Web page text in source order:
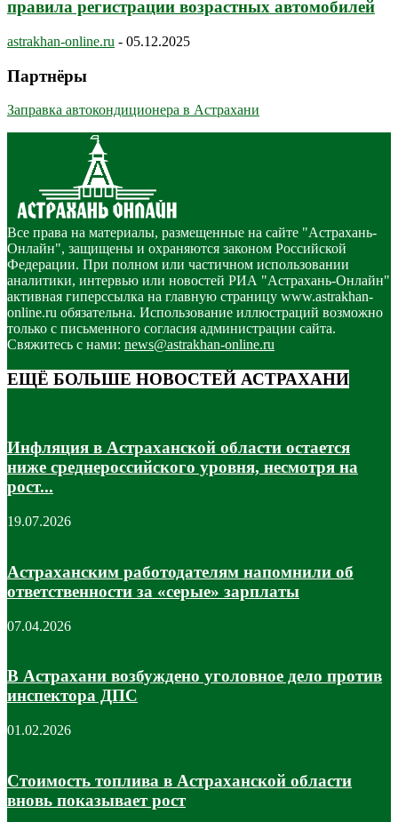
правила регистрации возрастных автомобилей
astrakhan-online.ru - 05.12.2025
Партнёры
Заправка автокондиционера в Астрахани
Все права на материалы, размещенные на сайте "Астрахань-
Онлайн", защищены и охраняются законом Российской
Федерации. При полном или частичном использовании
аналитики, интервью или новостей РИА "Астрахань-Онлайн"
активная гиперссылка на главную страницу www.astrakhan-
online.ru обязательна. Использование иллюстраций возможно
только с письменного согласия администрации сайта.
Свяжитесь с нами: news@astrakhan-online.ru
ЕЩЁ БОЛЬШЕ НОВОСТЕЙ АСТРАХАНИ
Инфляция в Астраханской области остается
ниже среднероссийского уровня, несмотря на
рост...
19.07.2026
Астраханским работодателям напомнили об
ответственности за «серые» зарплаты
07.04.2026
В Астрахани возбуждено уголовное дело против
инспектора ДПС
01.02.2026
Стоимость топлива в Астраханской области
вновь показывает рост